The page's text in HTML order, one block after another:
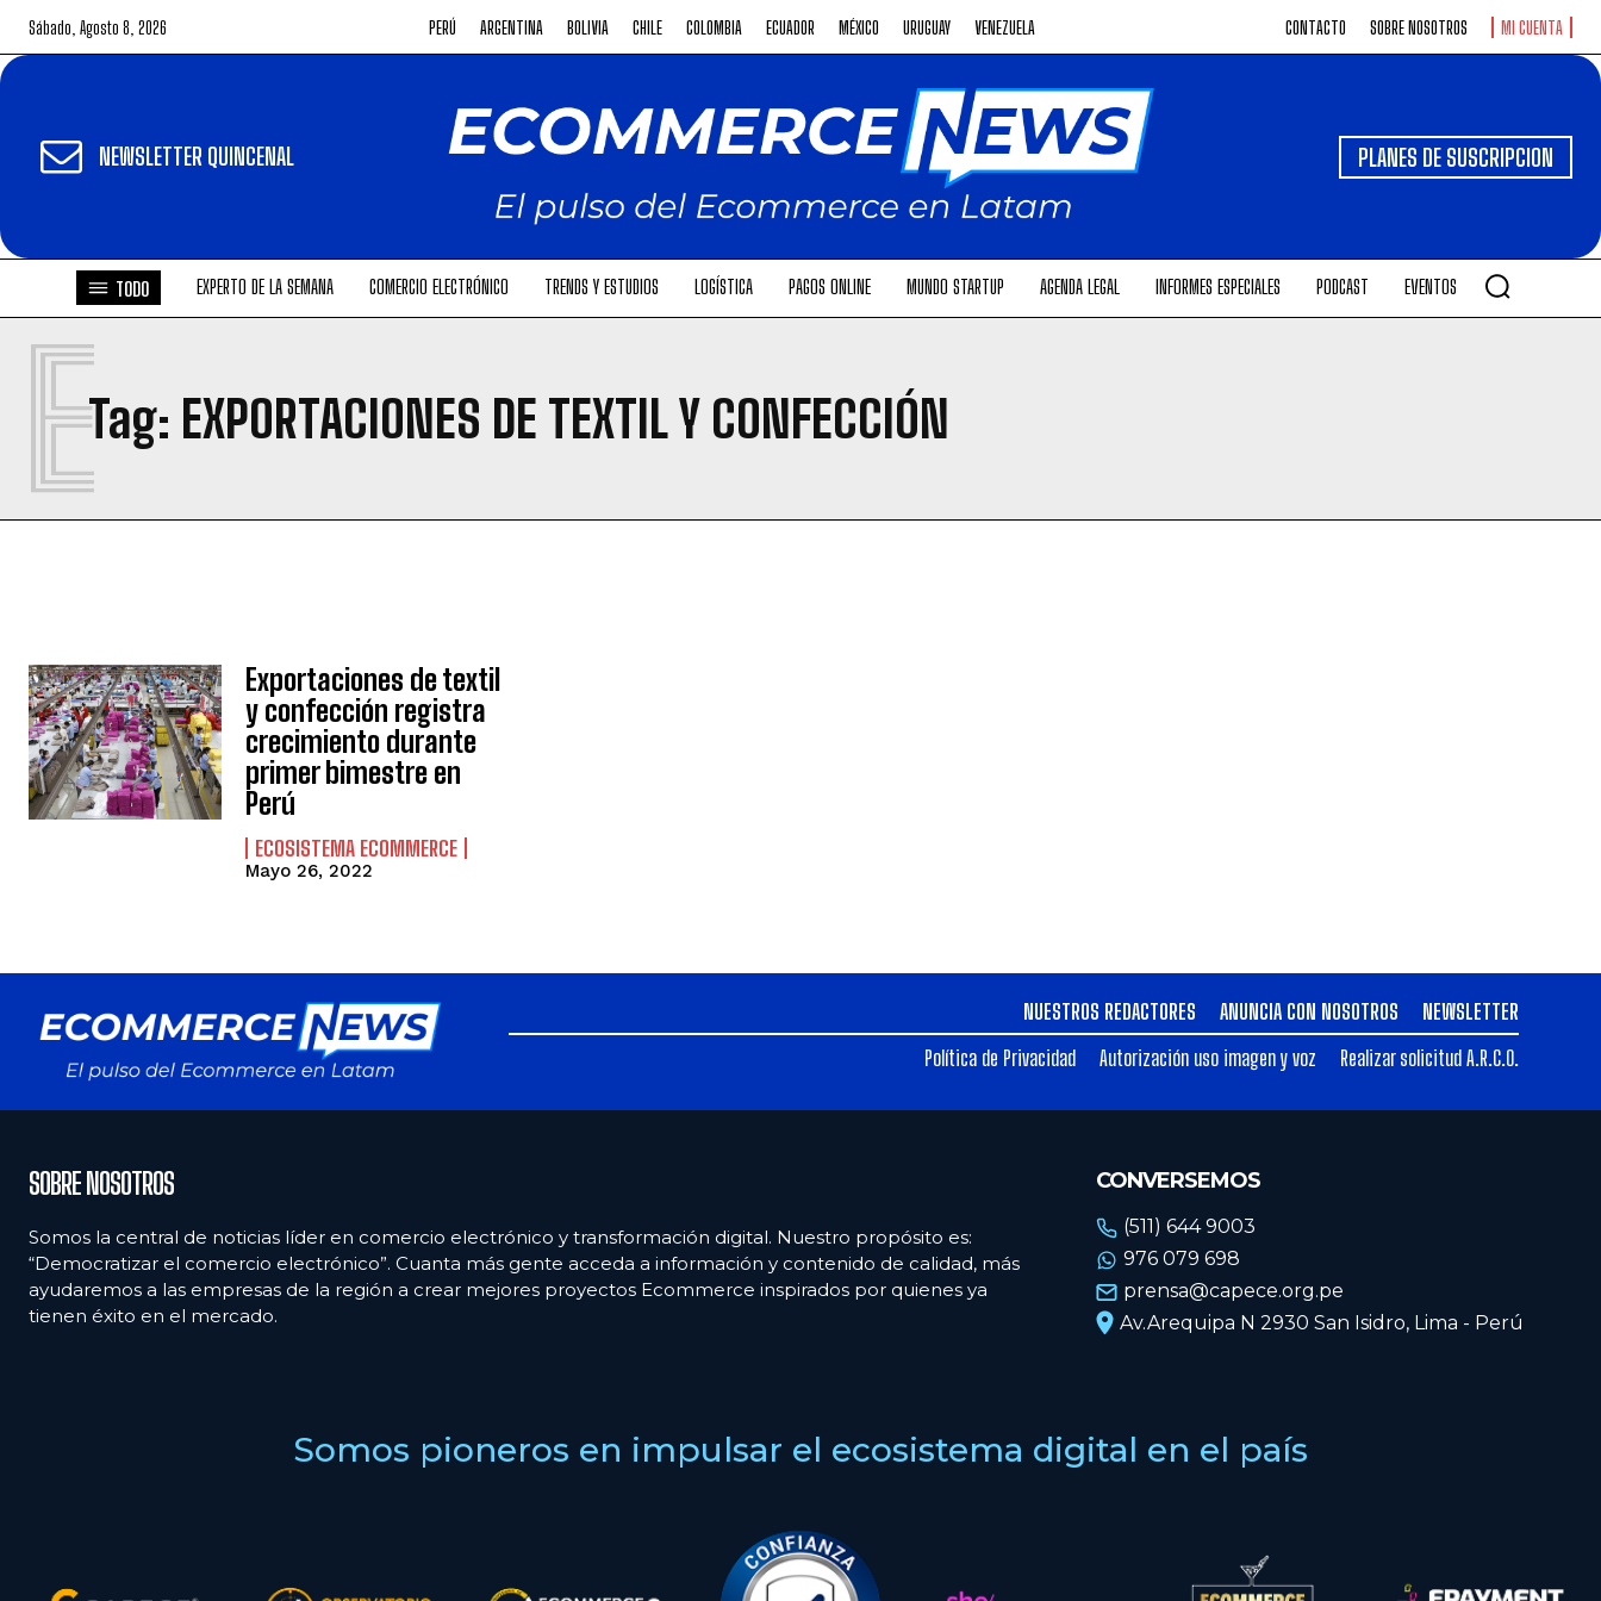
Sábado, Agosto 8, 2026 PERÚ ARGENTINA BOLIVIA CHILE COLOMBIA ECUADOR MÉXICO URUGUAY VENEZUELA CONTACTO SOBRE NOSOTROS MI CUENTA
NEWSLETTER QUINCENAL PLANES DE SUSCRIPCION
TODO EXPERTO DE LA SEMANA COMERCIO ELECTRÓNICO TRENDS Y ESTUDIOS LOGÍSTICA PAGOS ONLINE MUNDO STARTUP AGENDA LEGAL INFORMES ESPECIALES PODCAST EVENTOS
Tag: EXPORTACIONES DE TEXTIL Y CONFECCIÓN
E
Exportaciones de textil
y confección registra
crecimiento durante
primer bimestre en
Perú
ECOSISTEMA ECOMMERCE
Mayo 26, 2022
NUESTROS REDACTORES ANUNCIA CON NOSOTROS
NEWSLETTER
Política de Privacidad
Autorización uso imagen y voz Realizar solicitud A.R.C.O.
SOBRE NOSOTROS
Somos la central de noticias líder en comercio electrónico y transformación digital. Nuestro propósito es:
“Democratizar el comercio electrónico”. Cuanta más gente acceda a información y contenido de calidad, más
ayudaremos a las empresas de la región a crear mejores proyectos Ecommerce inspirados por quienes ya
tienen éxito en el mercado.
CONVERSEMOS
(511) 644 9003
976 079 698
prensa@capece.org.pe
Av.Arequipa N 2930 San Isidro, Lima - Perú
Somos pioneros en impulsar el ecosistema digital en el país